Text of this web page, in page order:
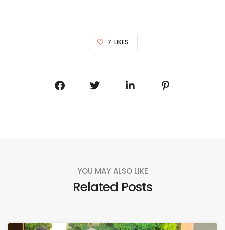
7 LIKES
YOU MAY ALSO LIKE
Related Posts